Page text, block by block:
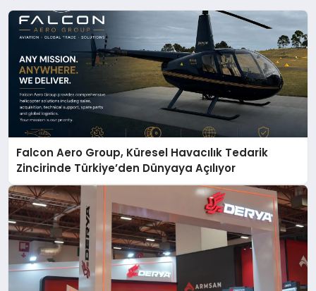
Falcon Aero Group, Küresel Havacılık Tedarik
Zincirinde Türkiye’den Dünyaya Açılıyor